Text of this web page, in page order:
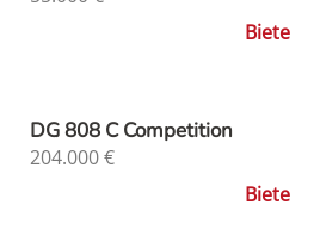
Biete
DG 808 C Competition
204.000€
Biete